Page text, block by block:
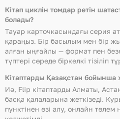
Кітап циклін томдар ретін
болады?
Тауар карточкасындағы серия
қараңыз. Бір басылым мен бір
алған ыңғайлы — формат пен
түптері сөреде біркелкі тізіліп
Кітаптарды Қазақстан бойынша
Иә, Flip кітаптарды Алматы,
басқа қалаларына жеткізеді.
пунктінен өзі алу, онлайн төлем